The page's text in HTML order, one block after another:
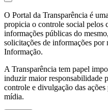
O Portal da Transparência é
propicia o controle social pelos
informações públicas do
solicitações de informações por
Informação.
A Transparência tem papel
induzir maior responsabilidade
controle e divulgação das
mídia.